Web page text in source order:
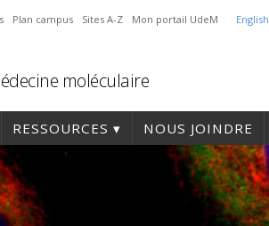
English
Plan campus Sites A-Z Mon portail UdeM
moléculaire
RESSOURCES NOUS JOINDRE